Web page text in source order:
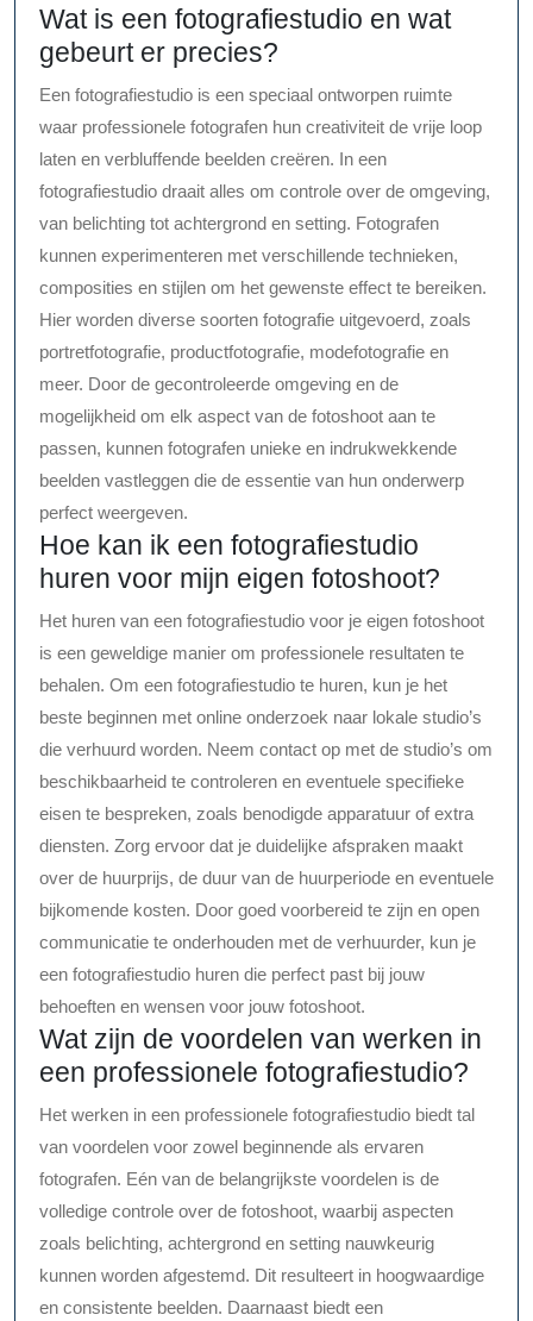
Wat is een fotografiestudio en wat
gebeurt er precies?
Een fotografiestudio is een speciaal ontworpen ruimte
waar professionele fotografen hun creativiteit de vrije loop
laten en verbluffende beelden creëren. In een
fotografiestudio draait alles om controle over de omgeving,
van belichting tot achtergrond en setting. Fotografen
kunnen experimenteren met verschillende technieken,
composities en stijlen om het gewenste effect te bereiken.
Hier worden diverse soorten fotografie uitgevoerd, zoals
portretfotografie, productfotografie, modefotografie en
meer. Door de gecontroleerde omgeving en de
mogelijkheid om elk aspect van de fotoshoot aan te
passen, kunnen fotografen unieke en indrukwekkende
beelden vastleggen die de essentie van hun onderwerp
perfect weergeven.
Hoe kan ik een fotografiestudio
huren voor mijn eigen fotoshoot?
Het huren van een fotografiestudio voor je eigen fotoshoot
is een geweldige manier om professionele resultaten te
behalen. Om een fotografiestudio te huren, kun je het
beste beginnen met online onderzoek naar lokale studio’s
die verhuurd worden. Neem contact op met de studio’s om
beschikbaarheid te controleren en eventuele specifieke
eisen te bespreken, zoals benodigde apparatuur of extra
diensten. Zorg ervoor dat je duidelijke afspraken maakt
over de huurprijs, de duur van de huurperiode en eventuele
bijkomende kosten. Door goed voorbereid te zijn en open
communicatie te onderhouden met de verhuurder, kun je
een fotografiestudio huren die perfect past bij jouw
behoeften en wensen voor jouw fotoshoot.
Wat zijn de voordelen van werken in
een professionele fotografiestudio?
Het werken in een professionele fotografiestudio biedt tal
van voordelen voor zowel beginnende als ervaren
fotografen. Eén van de belangrijkste voordelen is de
volledige controle over de fotoshoot, waarbij aspecten
zoals belichting, achtergrond en setting nauwkeurig
kunnen worden afgestemd. Dit resulteert in hoogwaardige
en consistente beelden. Daarnaast biedt een